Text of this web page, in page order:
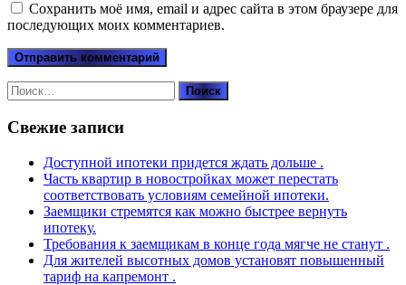
Сохранить моё имя, email и адрес сайта в этом браузере для
последующих моих комментариев.
Найти:
Свежие записи
Доступной ипотеки придется ждать дольше .
Часть квартир в новостройках может перестать
соответствовать условиям семейной ипотеки.
Заемщики стремятся как можно быстрее вернуть
ипотеку.
Требования к заемщикам в конце года мягче не станут .
Для жителей высотных домов установят повышенный
тариф на капремонт .